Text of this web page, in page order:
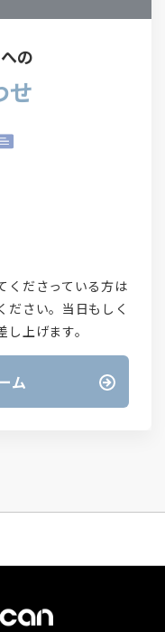
の
せ
くださっている方は
ださい。当日もしく
上げます。
ム